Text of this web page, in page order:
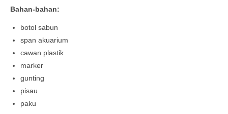
Bahan-bahan:
botol sabun
span akuarium
cawan plastik
marker
gunting
pisau
paku